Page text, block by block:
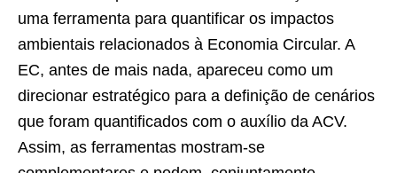
uma ferramenta para quantificar os impactos
ambientais relacionados à Economia Circular. A
EC, antes de mais nada, apareceu como um
direcionar estratégico para a definição de cenários
que foram quantificados com o auxílio da ACV.
Assim, as ferramentas mostram-se